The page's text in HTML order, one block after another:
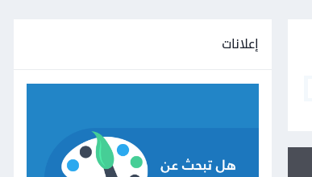
إعلانات